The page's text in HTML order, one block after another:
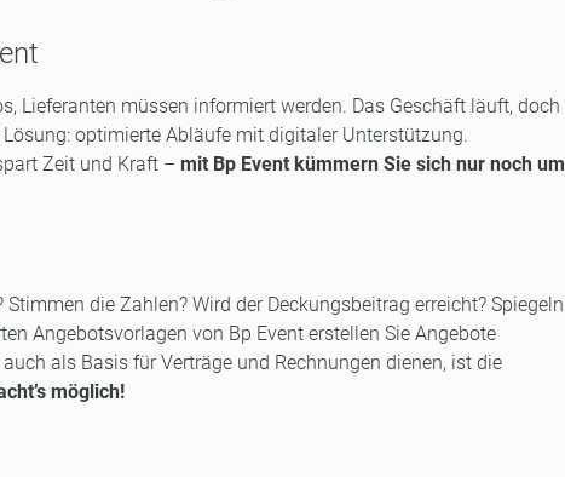
Lieferanten müssen informiert werden. Das Geschäft läuft, doch
optimierte Abläufe mit digitaler Unterstützung.
Zeit und Kraft – mit Bp Event kümmern Sie sich nur noch um
die Zahlen? Wird der Deckungsbeitrag erreicht? Spiegeln
Angebotsvorlagen von Bp Event erstellen Sie Angebote
als Basis für Verträge und Rechnungen dienen, ist die
möglich!